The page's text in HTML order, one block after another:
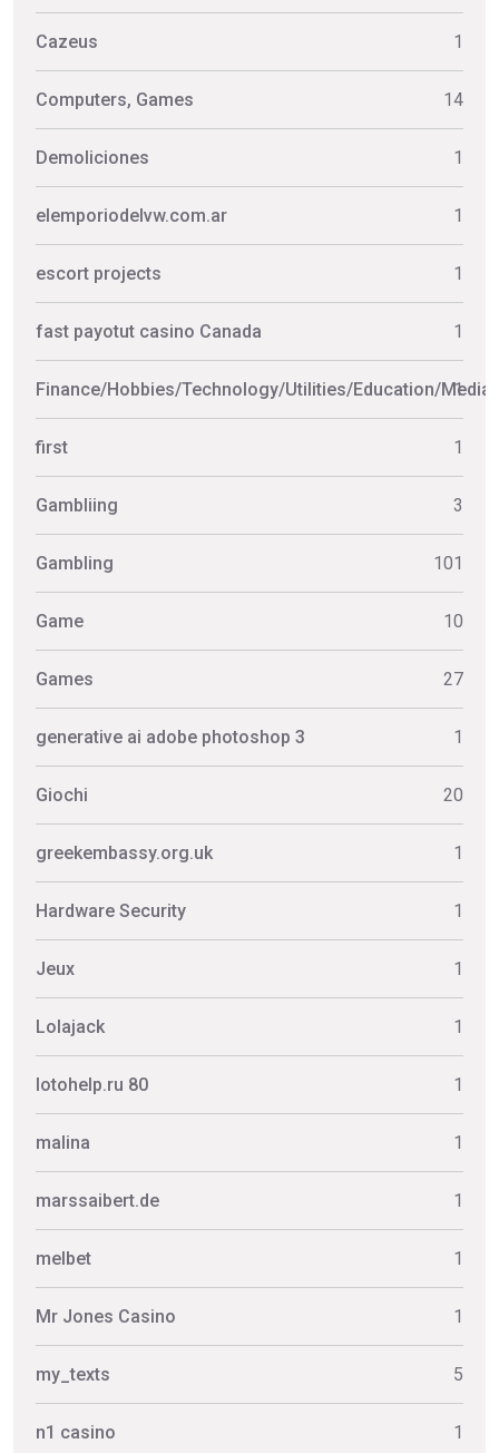
Cazeus 1
Computers, Games 14
Demoliciones 1
elemporiodelvw.com.ar 1
escort projects 1
fast payotut casino Canada 1
Finance/Hobbies/Technology/Utilities/Education/Media
1
first 1
Gambliing 3
Gambling 101
Game 10
Games 27
generative ai adobe photoshop 3 1
Giochi 20
greekembassy.org.uk 1
Hardware Security 1
Jeux 1
Lolajack 1
lotohelp.ru 80 1
malina 1
marssaibert.de 1
melbet 1
Mr Jones Casino 1
my_texts 5
n1 casino 1